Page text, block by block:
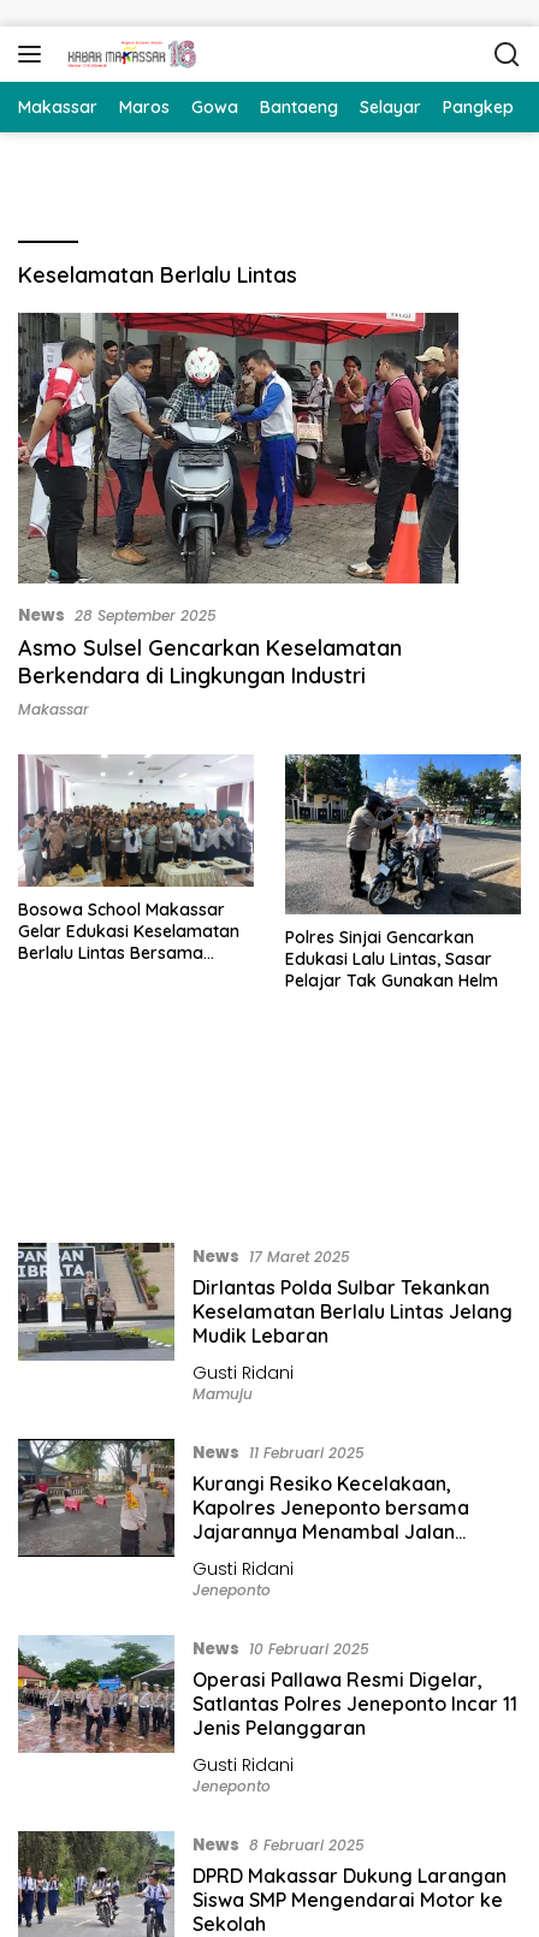
Makassar Maros Gowa Bantaeng Selayar Pangkep
Keselamatan Berlalu Lintas
News 28 September 2025
Asmo Sulsel Gencarkan Keselamatan
Berkendara di Lingkungan Industri
Makassar
Bosowa School Makassar
Gelar Edukasi Keselamatan
Berlalu Lintas Bersama
Polres Sinjai Gencarkan
Edukasi Lalu Lintas, Sasar
Pelajar Tak Gunakan Helm
News 17 Maret 2025
Dirlantas Polda Sulbar Tekankan
Keselamatan Berlalu Lintas Jelang
Mudik Lebaran
Gusti Ridani
Mamuju
News 11 Februari 2025
Kurangi Resiko Kecelakaan,
Kapolres Jeneponto bersama
Jajarannya Menambal Jalan
Gusti Ridani
Jeneponto
News 10 Februari 2025
Operasi Pallawa Resmi Digelar,
Satlantas Polres Jeneponto Incar 11
Jenis Pelanggaran
Gusti Ridani
Jeneponto
News 8 Februari 2025
DPRD Makassar Dukung Larangan
Siswa SMP Mengendarai Motor ke
Sekolah